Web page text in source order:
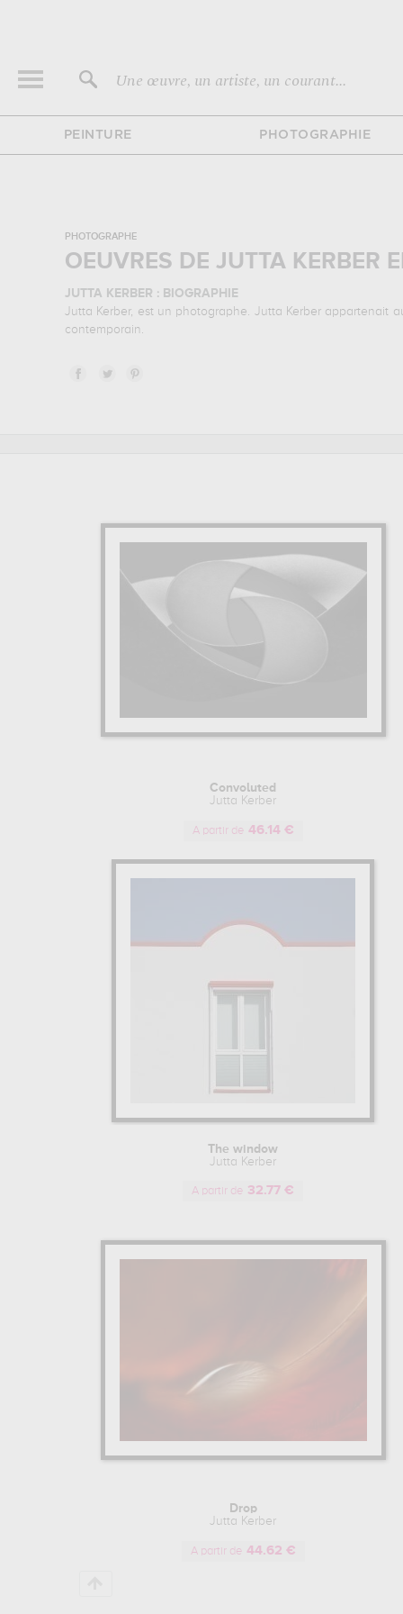
Une œuvre, un artiste, un courant...
PEINTURE PHOTOGRAPHIE
PHOTOGRAPHE
OEUVRES DE JUTTA KERBER
JUTTA KERBER : BIOGRAPHIE
Jutta Kerber, est un photographe. Jutta Kerber
contemporain.
JUTTA KERBER : SES PRINCIPALES OEUVRES
Convoluted
Jutta Kerber
A partir de 46.14 €
The window
Jutta Kerber
A partir de 32.77 €
Drop
Jutta Kerber
A partir de 44.62 €